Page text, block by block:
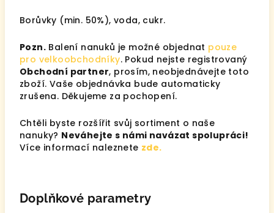
Borůvky (min. 50%), voda, cukr.
Pozn. Balení nanuků je možné objednat pouze
pro velkoobchodníky. Pokud nejste registrovaný
Obchodní partner, prosím, neobjednávejte toto
zboží. Vaše objednávka bude automaticky
zrušena. Děkujeme za pochopení.
Chtěli byste rozšířit svůj sortiment o naše
nanuky? Neváhejte s námi navázat spolupráci!
Více informací naleznete zde.
Doplňkové parametry